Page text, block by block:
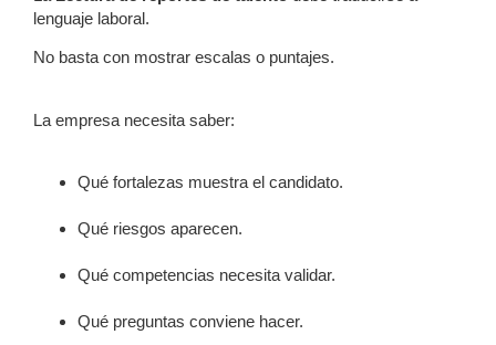
lenguaje laboral.
No basta con mostrar escalas o puntajes.
La empresa necesita saber:
Qué fortalezas muestra el candidato.
Qué riesgos aparecen.
Qué competencias necesita validar.
Qué preguntas conviene hacer.